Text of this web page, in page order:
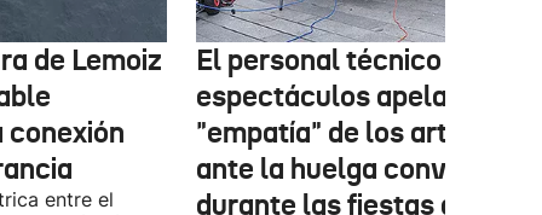
de Lemoiz
conexión
entre el
El personal técnico de
espectáculos apela a la
"empatía" de los artistas
ante la huelga convocada
durante las fiestas de las